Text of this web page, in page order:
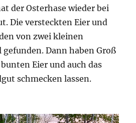
der Osterhase wieder bei
Die versteckten Eier und
von zwei kleinen
gefunden. Dann haben Groß
Eier und auch das
schmecken lassen.